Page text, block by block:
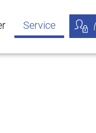
Service